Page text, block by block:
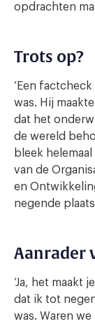
opdrachten
Trots op?
‘Een
was. Hij
dat het
de wereld
bleek
van de
en
negende
Aanrader
‘Ja, het maakt
dat ik tot
was. Waren